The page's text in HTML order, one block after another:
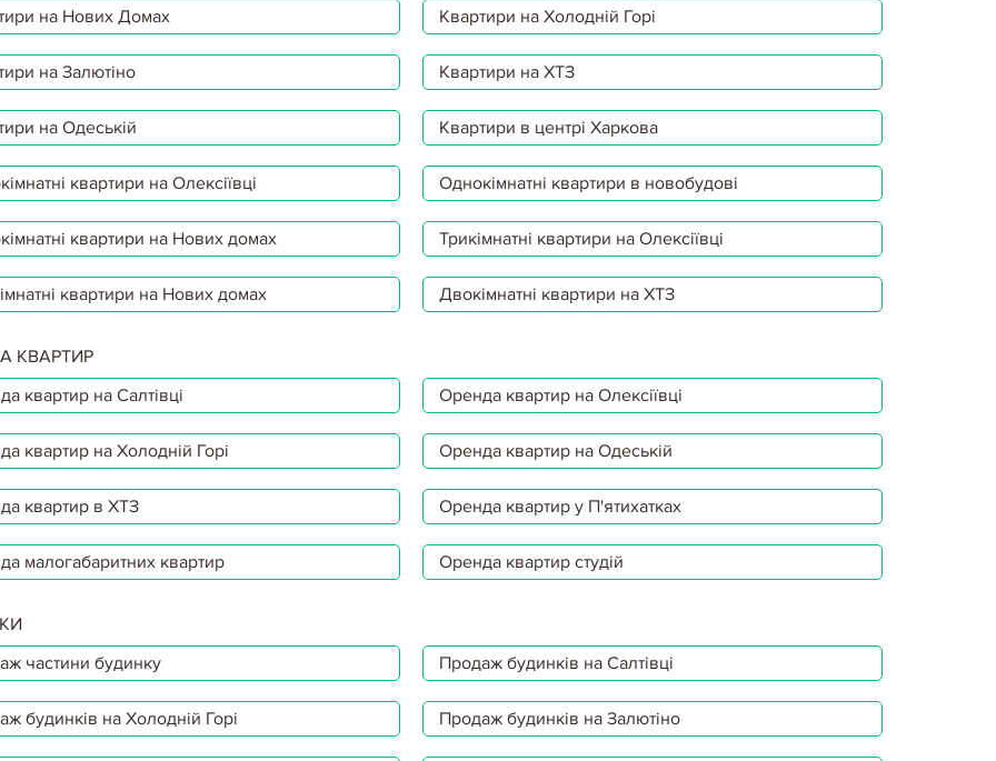
на Нових Домах Квартири на Холодній Горі
на Залютіно Квартири на ХТЗ
на Одеській Квартири в центрі Харкова
квартири на Олексіївці Однокімнатні квартири в новобудові
квартири на Нових домах Трикімнатні квартири на Олексіївці
квартири на Нових домах Двокімнатні квартири на ХТЗ
КВАРТИР
квартир на Салтівці
Оренда квартир на Олексіївці
квартир на Холодній Горі Оренда квартир на Одеській
квартир в ХТЗ Оренда квартир у П'ятихатках
малогабаритних квартир Оренда квартир студій
частини будинку
Продаж будинків на Салтівці
будинків на Холодній Горі Продаж будинків на Залютіно